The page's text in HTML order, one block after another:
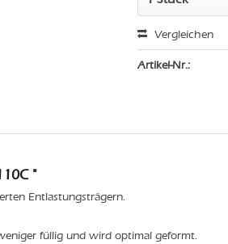
Vergleichen
Artikel-Nr.:
"
Entlastungsträgern.
füllig und wird optimal geformt.